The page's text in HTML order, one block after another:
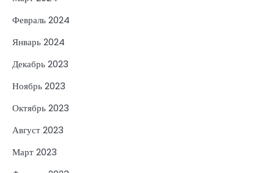
Февраль 2024
Январь 2024
Декабрь 2023
Ноябрь 2023
Октябрь 2023
Август 2023
Март 2023